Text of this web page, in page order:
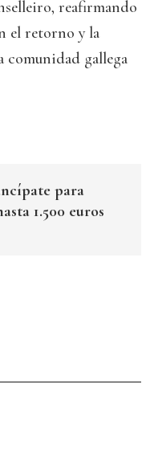
reafirmando
el retorno y la
comunidad gallega
para
1.500 euros